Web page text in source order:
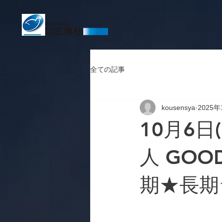
全ての記事
10月6日
人
期★長
kousensya 2025